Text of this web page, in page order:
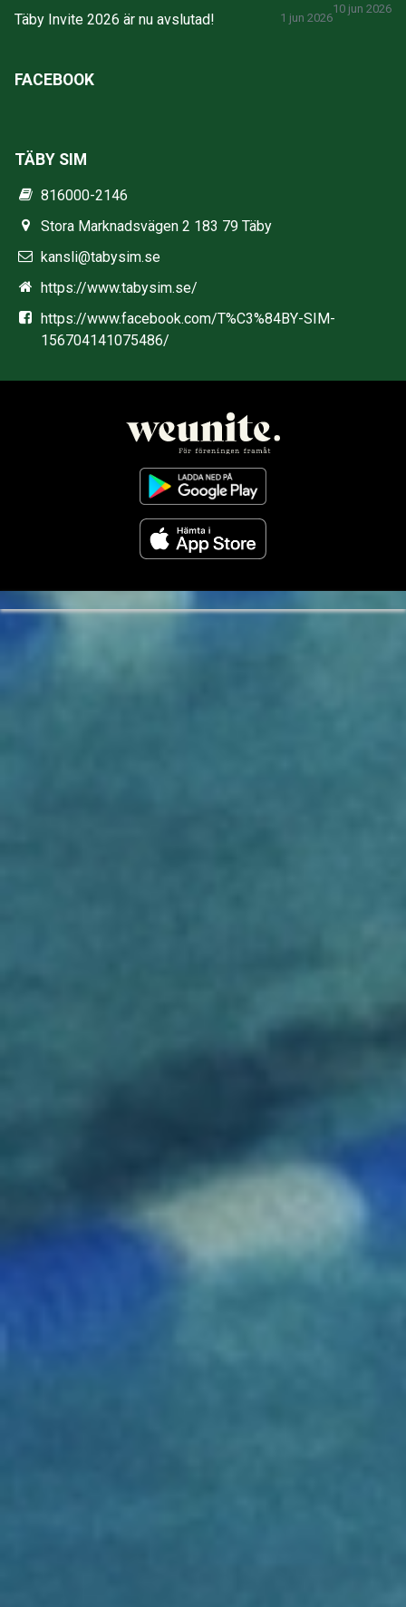
10 jun 2026
Täby Invite 2026 är nu avslutad! 1 jun 2026
FACEBOOK
TÄBY SIM
816000-2146
Stora Marknadsvägen 2 183 79 Täby
kansli@tabysim.se
https://www.tabysim.se/
https://www.facebook.com/T%C3%84BY-SIM-
156704141075486/